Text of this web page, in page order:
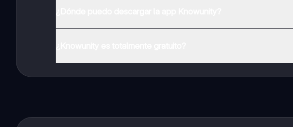
inmeditamente. Puedes ganar dinero utilizando la aplicación, que te